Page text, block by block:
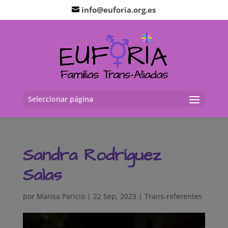
info@euforia.org.es
Seleccionar página
Sandra Rodríguez
Salas
por Marisa Paricio| 22 Sep, 2023 | Trans-referentes